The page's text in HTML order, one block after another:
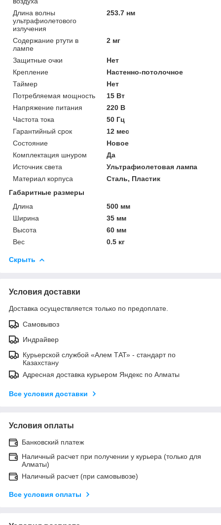
Длина волны
ультрафиолетового
излучения
253.7 нм
Содержание ртути в
лампе
2 мг
Защитные очки
Нет
Крепление
Настенно-потолочное
Таймер
Нет
Потребляемая мощность
15 Вт
Напряжение питания
220 В
Частота тока
50 Гц
Гарантийный срок
12 мес
Состояние
Новое
Комплектация шнуром
Да
Источник света
Ультрафиолетовая лампа
Материал корпуса
Сталь, Пластик
Габаритные размеры
Длина
500 мм
Ширина
35 мм
Высота
60 мм
Вес
0.5 кг
Скрыть
Условия доставки
Доставка осуществляется только по предоплате.
Самовывоз
Индрайвер
Курьерской службой «Алем ТАТ» - стандарт по
Казахстану
Адресная доставка курьером Яндекс по Алматы
Все условия доставки
Условия оплаты
Банковский платеж
Наличный расчет при получении у курьера (только для
Алматы)
Наличный расчет (при самовывозе)
Все условия оплаты